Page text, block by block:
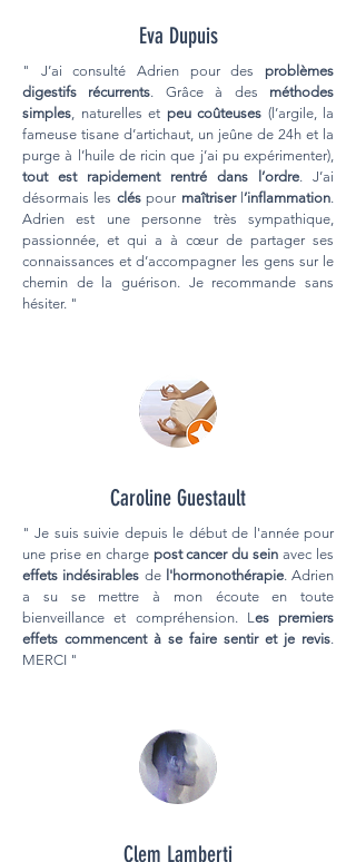
Eva Dupuis
" J’ai consulté Adrien pour des problèmes
digestifs récurrents. Grâce à des méthodes
simples , naturelles et peu coûteuses (l’argile, la
fameuse tisane d’artichaut, un jeûne de 24h et la
purge à l’huile de ricin que j’ai pu expérimenter),
tout est rapidement rentré dans l’ordre. J’ai
désormais les cléspour maîtriserl’inflammation.
Adrien est une personne très sympathique,
passionnée, et qui a à cœur de partager ses
connaissances et d’accompagner les gens sur le
chemin de la guérison. Je recommande sans
hésiter. "
Caroline Guestault
" Je suis suivie depuis le début de l'année pour
une prise en charge post cancer du sein avec les
effets indésirables de l'hormonothérapie. Adrien
a su se mettre à mon écoute en toute
bienveillance et compréhension. L es premiers
effets commencent à se faire sentir et je revis.
MERCI "
Clem Lamberti